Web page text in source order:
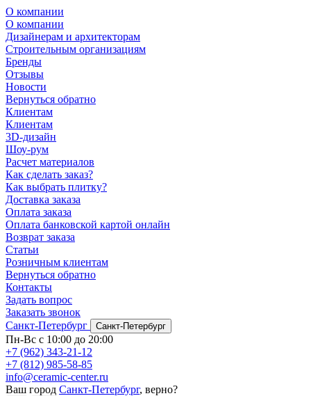
О компании
О компании
Дизайнерам и архитекторам
Строительным организациям
Бренды
Отзывы
Новости
Вернуться обратно
Клиентам
Клиентам
3D-дизайн
Шоу-рум
Расчет материалов
Как сделать заказ?
Как выбрать плитку?
Доставка заказа
Оплата заказа
Оплата банковской картой онлайн
Возврат заказа
Статьи
Розничным клиентам
Вернуться обратно
Контакты
Задать вопрос
Заказать звонок
Санкт-Петербург
Санкт-Петербург
Пн-Вс с 10:00 до 20:00
+7 (962) 343-21-12
+7 (812) 985-58-85
info@ceramic-center.ru
Ваш город Санкт-Петербург, верно?